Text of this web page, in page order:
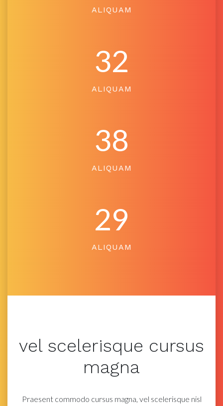
ALIQUAM
32
ALIQUAM
38
ALIQUAM
29
ALIQUAM
vel scelerisque cursus
magna
Praesent commodo cursus magna, vel scelerisque nisl